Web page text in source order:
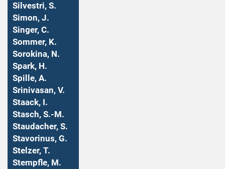
Silvestri, S.
Simon, J.
Singer, C.
Sommer, K.
Sorokina, N.
Spark, H.
Spille, A.
Srinivasan, V.
Staack, I.
Stasch, S.-M.
Staudacher, S.
Stavorinus, G.
Stelzer, T.
Stempfle, M.